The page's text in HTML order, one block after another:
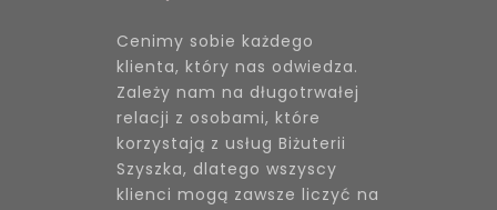
Cenimy sobie każdego
klienta, który nas odwiedza.
Zależy nam na długotrwałej
relacji z osobami, które
korzystają z usług Biżuterii
Szyszka, dlatego wszyscy
klienci mogą zawsze liczyć na